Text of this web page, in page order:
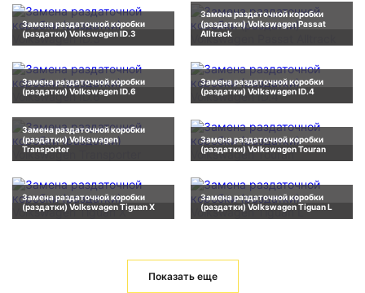
Замена раздаточной коробки
(раздатки) Volkswagen ID.3
Замена раздаточной коробки
(раздатки) Volkswagen Passat
Alltrack
Замена раздаточной коробки
(раздатки) Volkswagen ID.6
Замена раздаточной коробки
(раздатки) Volkswagen ID.4
Замена раздаточной коробки
(раздатки) Volkswagen
Transporter
Замена раздаточной коробки
(раздатки) Volkswagen Touran
Замена раздаточной коробки
(раздатки) Volkswagen Tiguan X
Замена раздаточной коробки
(раздатки) Volkswagen Tiguan L
Показать еще